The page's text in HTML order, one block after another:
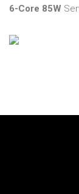
6-Core 85W